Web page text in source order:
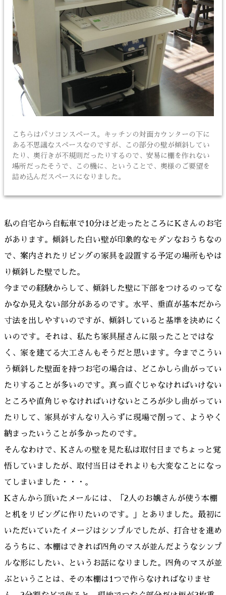
こちらはパソコンスペース。キッチンの対面カウンターの下に
ある不思議なスペースなのですが、この部分の壁が傾斜してい
たり、奥行きが不規則だったりするので、安易に棚を作れない
場所だったそうで、この機に、ということで、奥様のご要望を
詰め込んだスペースになりました。
私の自宅から自転車で10分ほど走ったところにKさんのお宅
があります。傾斜した白い壁が印象的なモダンなおうちなの
で、案内されたリビングの家具を設置する予定の場所もやは
り傾斜した壁でした。
今までの経験からして、傾斜した壁に下部をつけるのってな
かなか見えない部分があるのです。水平、垂直が基本だから
寸法を出しやすいのですが、傾斜していると基準を決めにく
いのです。それは、私たち家具屋さんに限ったことではな
く、家を建てる大工さんもそうだと思います。今までこうい
う傾斜した壁面を持つお宅の場合は、どこかしら曲がってい
たりすることが多いのです。真っ直ぐじゃなければいけない
ところや直角じゃなければいけないところが少し曲がってい
たりして、家具がすんなり入らずに現場で削って、ようやく
納まったいうことが多かったのです。
そんなわけで、Kさんの壁を見た私は取付日までちょっと覚
悟していましたが、取付当日はそれよりも大変なことになっ
てしまいました・・・。
Kさんから頂いたメールには、「2人のお嬢さんが使う本棚
と机をリビングに作りたいのです。」とありました。最初に
いただいていたイメージはシンプルでしたが、打合せを進め
るうちに、本棚はできれば四角のマスが並んだようなシンプ
ルな形にしたい、というお話になりました。四角のマスが並
ぶということは、その本棚は1つで作らなければなりませ